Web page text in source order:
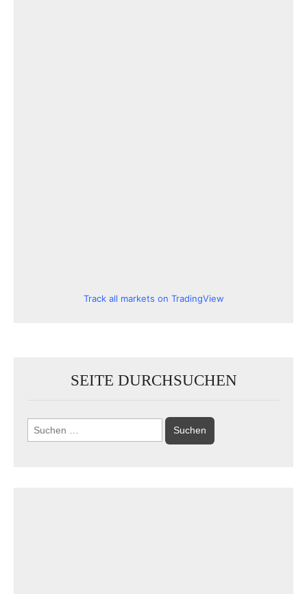
Track all markets on TradingView
SEITE DURCHSUCHEN
Suchen
nach: